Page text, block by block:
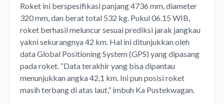
Roket ini berspesifikasi panjang 4736 mm, diameter
320 mm, dan berat total 532 kg. Pukul 06.15 WIB,
roket berhasil meluncur sesuai prediksi jarak jangkau
yakni sekurangnya 42 km. Hal ini ditunjukkan oleh
data Global Positioning System (GPS) yang dipasang
pada roket. “Data terakhir yang bisa dipantau
menunjukkan angka 42,1 km. Ini pun posisi roket
masih terbang di atas laut,” imbuh Ka Pustekwagan.